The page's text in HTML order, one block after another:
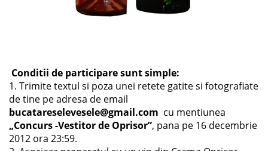
Conditii de participare sunt simple:
1. Trimite textul si poza unei retete gatite si fotografiate
de tine pe adresa de email
bucatareselevesele@gmail.com cu mentiunea
„Concurs -Vestitor de Oprisor”, pana pe 16 decembrie
2012 ora 23:59.